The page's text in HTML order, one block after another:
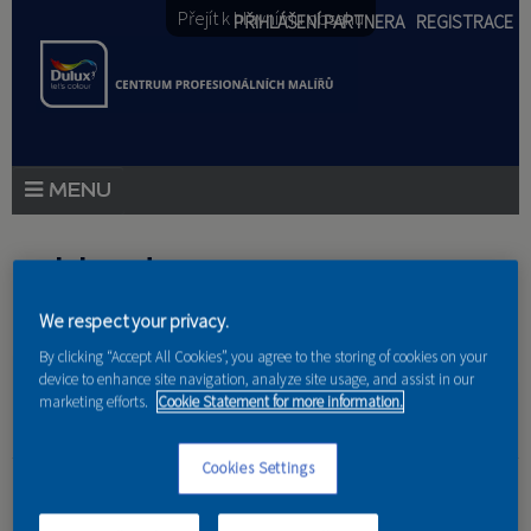
Přejít k hlavnímu obsahu
PŘIHLÁŠENÍ PARTNERA REGISTRACE
PORADENSTVÍ
AKCE A NOVINKY
PARTNEŘI
Jste zde
Domů»Partneri
freelancer
We respect your privacy.
By clicking “Accept All Cookies”, you agree to the storing of cookies on your
device to enhance site navigation, analyze site usage, and assist in our
marketing efforts. Cookie Statement for more information.
Cookies Settings